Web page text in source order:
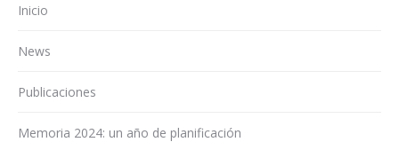
Inicio
News
Publicaciones
Memoria 2024: un año de planificación